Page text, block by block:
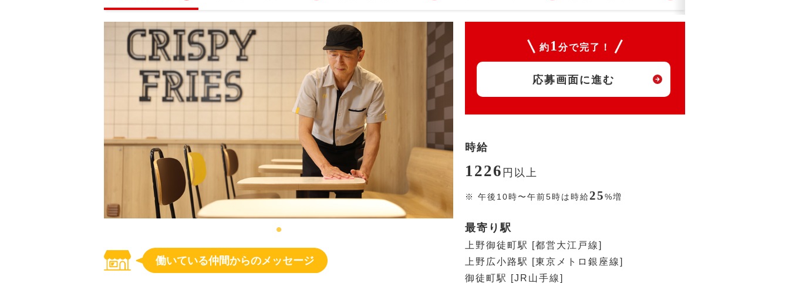
働いている仲間からのメッセージ
約 1 分で完了！
応募画面に進む
時給
1226 円 以上
※ 午後10時〜午前5時は時給25%増
最寄り駅
上野御徒町駅 [都営大江戸線]
上野広小路駅 [東京メトロ銀座線]
御徒町駅 [JR山手線]